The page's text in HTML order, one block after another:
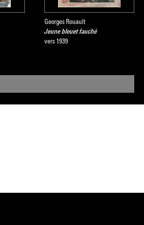
Georges Rouault
Jeune bleuet fauché
vers 1939